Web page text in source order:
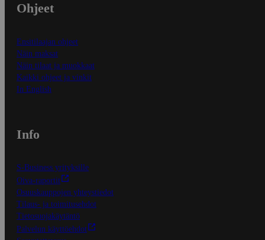
Ohjeet
Ensitilaajan ohjeet
Näin maksat
Näin tilaat ja muokkaat
Kaikki ohjeet ja vinkit
In English
Info
S-Business yrityksille
Oiva-raportit
Osuuskauppojen yhteystiedot
Tilaus- ja toimitusehdot
Tietosuojakäytäntö
Palvelun käyttöehdot